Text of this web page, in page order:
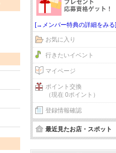
[→メンバー特典の詳細をみる]
お気に入り
行きたいイベント
マイページ
ポイント交換
（現在 0ポイント）
登録情報確認
最近見たお店・スポット